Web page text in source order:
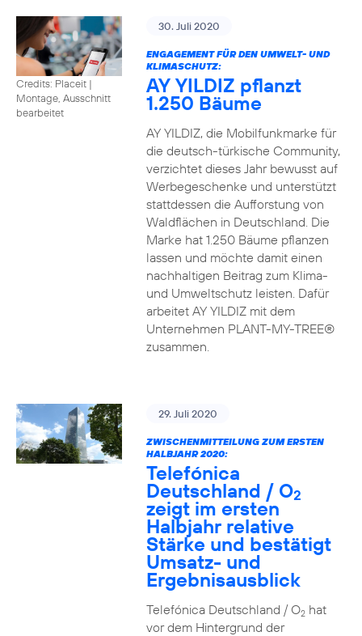
Credits: Placeit |
Montage, Ausschnitt
bearbeitet
30. Juli 2020
ENGAGEMENT FÜR DEN UMWELT- UND
KLIMASCHUTZ:
AY YILDIZ pflanzt
1.250 Bäume
AY YILDIZ, die Mobilfunkmarke für
die deutsch-türkische Community,
verzichtet dieses Jahr bewusst auf
Werbegeschenke und unterstützt
stattdessen die Aufforstung von
Waldflächen in Deutschland. Die
Marke hat 1.250 Bäume pflanzen
lassen und möchte damit einen
nachhaltigen Beitrag zum Klima-
und Umweltschutz leisten. Dafür
arbeitet AY YILDIZ mit dem
Unternehmen PLANT-MY-TREE®
zusammen.
29. Juli 2020
ZWISCHENMITTEILUNG ZUM ERSTEN
HALBJAHR 2020:
Telefónica
Deutschland / O2
zeigt im ersten
Halbjahr relative
Stärke und bestätigt
Umsatz- und
Ergebnisausblick
Telefónica Deutschland / O2hat
vor dem Hintergrund der